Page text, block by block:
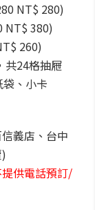
NT$ 280)
NT$ 380)
260)
共24格抽屜
、小卡
義店、台中
供電話預訂/